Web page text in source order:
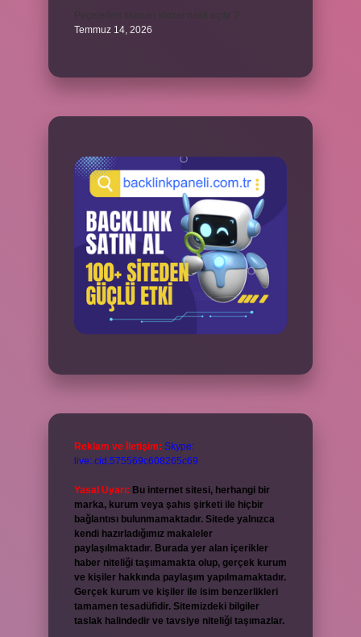
Temmuz 14, 2026
Reklam ve İletişim: Skype:
live:.cid.575569c608265c69
Yasal Uyarı: Bu internet sitesi, herhangi bir
marka, kurum veya şahıs şirketi ile hiçbir
bağlantısı bulunmamaktadır. Sitede yalnızca
kendi hazırladığımız makaleler
paylaşılmaktadır. Burada yer alan içerikler
haber niteliği taşımamakta olup, gerçek kurum
ve kişiler hakkında paylaşım yapılmamaktadır.
Gerçek kurum ve kişiler ile isim benzerlikleri
tamamen tesadüfidir. Sitemizdeki bilgiler
taslak halindedir ve tavsiye niteliği taşımazlar.